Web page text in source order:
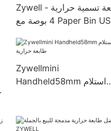
Zywell - طابعة تسمية حرارية
4 بوصة مع Paper Bin USB
Zy910 A6 Waybirl
Zywellmini
Handheld58mm استلام